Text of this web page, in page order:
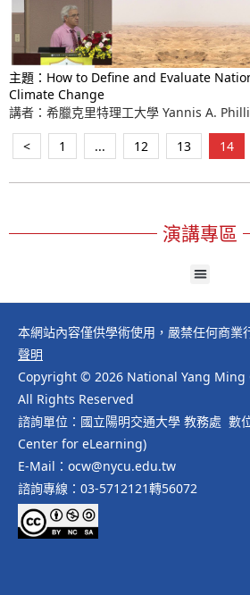
主題：How to Define and Evaluate
Climate Change
講者：希臘克里特理工大學 Yannis A.
<
1 ... 12 13 14
演講專區
本網站內容僅供學術使用，嚴禁任何商業
聲明
Copyright © 2026 National Yang Ming
All Rights Reserved
諮詢單位：國立陽明交通大學 教務處 數
Center for eLearning)
E-Mail：ocw@nycu.edu.tw
諮詢專線：03-5712121轉56072